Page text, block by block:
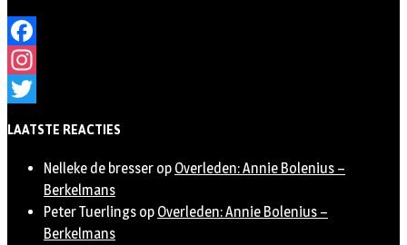
Facebook
Instagram
LAATSTE REACTIES
Nelleke de bresser op Overleden: Annie Bolenius –
Berkelmans
Peter Tuerlings op Overleden: Annie Bolenius –
Berkelmans